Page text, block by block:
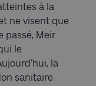
à la
ne visent que
passé, Meir
le
la
sanitaire